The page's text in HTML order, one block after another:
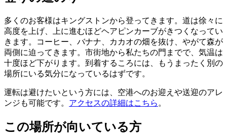
多くのお客様はキングストンから登ってきます。道は徐々に
高度を上げ、上に進むほどヘアピンカーブがきつくなってい
きます。コーヒー、バナナ、カカオの畑を抜け、やがて森が
両側に迫ってきます。市街地から私たちの門までで、気温は
十度ほど下がります。到着するころには、もうまったく別の
場所にいる気分になっているはずです。
運転は避けたいという方には、空港へのお迎えや送迎のアレ
ンジも可能です。 アクセスの詳細はこちら 。
この場所が向いている方